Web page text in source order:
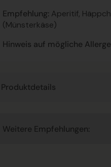
Empfehlung: Aperitif,
(Münsterkäse)
Hinweis auf mögliche
Produktdetails
Weitere Empfehlungen: